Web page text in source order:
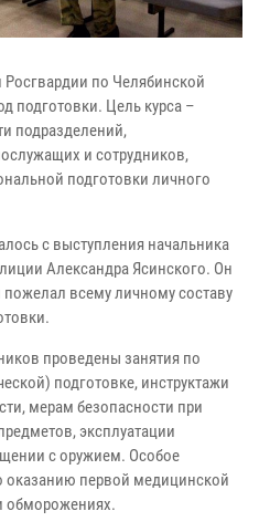
по Челябинской
подготовки. Цель курса –
подразделений,
и сотрудников,
подготовки личного
с выступления начальника
Александра Ясинского. Он
всему личному составу
проведены занятия по
подготовке, инструктажи
мерам безопасности при
эксплуатации
с оружием. Особое
оказанию первой медицинской
обморожениях.